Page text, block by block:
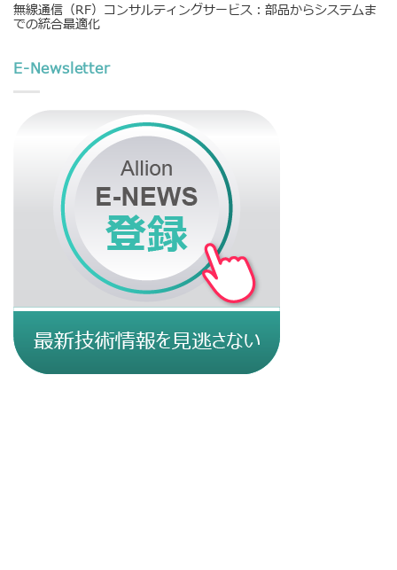
無線通信（RF）コンサルティングサービス：部品からシステムま
での統合最適化
E-Newsletter